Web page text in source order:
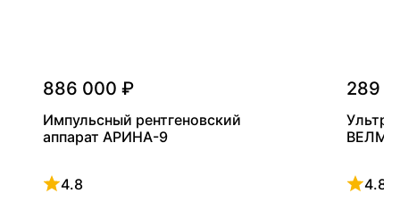
886 000 ₽
Импульсный рентгеновский
аппарат АРИНА-9
4.8
Рейтинг 4.8 из 5
289
4.8